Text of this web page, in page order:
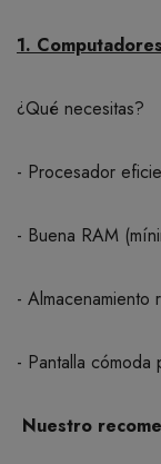
1.
¿Qué necesitas?
- Procesador
- Buena RAM
- Almacenamiento
- Pantalla cómoda
Nuestro